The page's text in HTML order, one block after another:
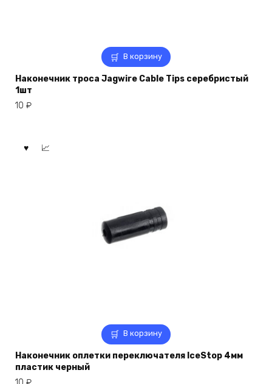
В корзину
Наконечник троса Jagwire Cable Tips серебристый
1шт
10 ₽
В корзину
Наконечник оплетки переключателя IceStop 4мм
пластик черный